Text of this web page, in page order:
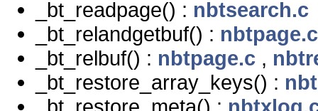
_bt_readpage() : nbtsearch.c
_bt_relandgetbuf() : nbtpage.c
_bt_relbuf() : nbtpage.c ,
_bt_restore_array_keys() :